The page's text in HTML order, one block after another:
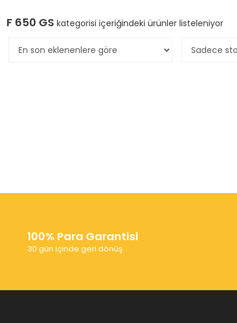
F 650 GS kategorisi içeriğindeki ürünler listeleniyor
100% Para Garantisi
30 gün içinde geri dönüş